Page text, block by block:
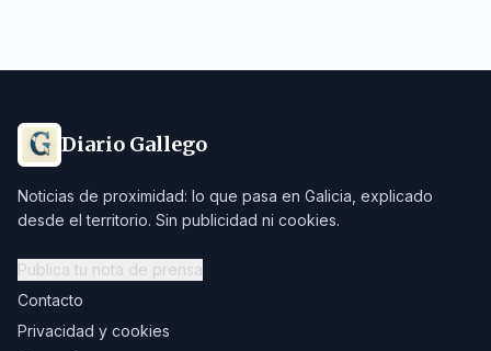
Diario Gallego
Noticias de proximidad: lo que pasa en Galicia, explicado
desde el territorio. Sin publicidad ni cookies.
Publica tu nota de prensa
Contacto
Privacidad y cookies